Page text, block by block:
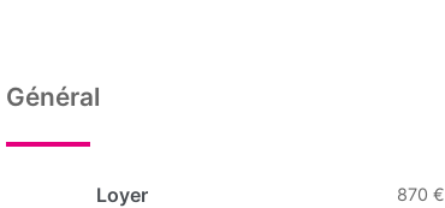
Général
Loyer 870 €